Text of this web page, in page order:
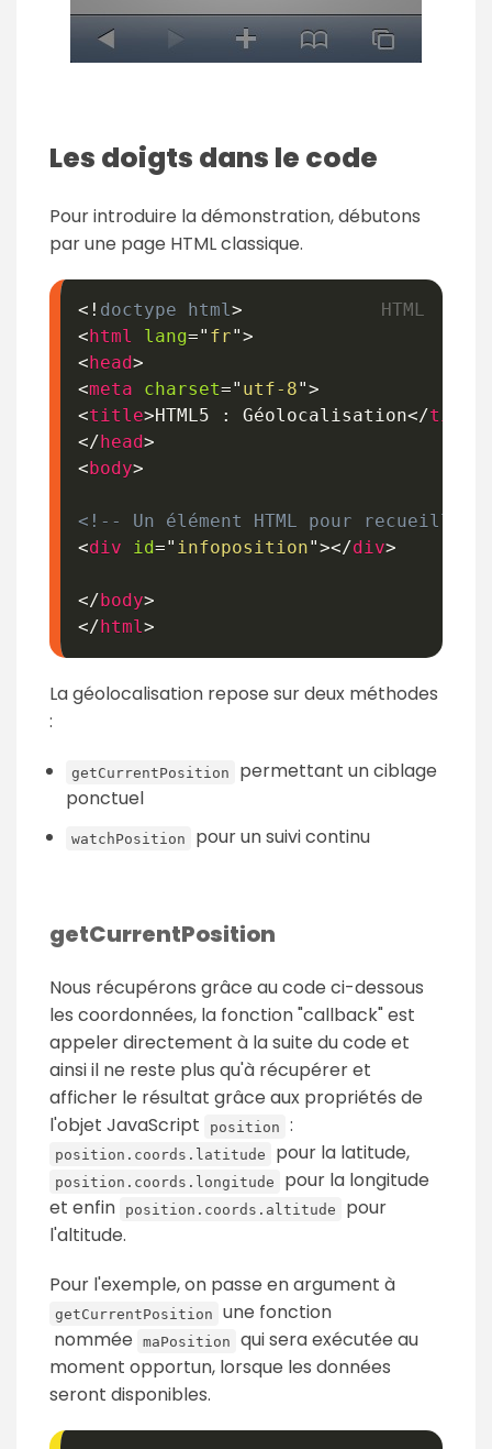
Les doigts dans le code
Pour introduire la démonstration, débutons
par une page HTML classique.
<! doctype html>
<html lang=" fr">
<head>
<meta charset=" utf-8">
<title>HTML5 : Géolocalisation</title
</head>
<body>
<!-- Un élément HTML pour recueillir
<div id=" infoposition"></div>
</body>
</html>
La géolocalisation repose sur deux méthodes
:
getCurrentPosition
permettant un ciblage
ponctuel
watchPosition pour un suivi continu
getCurrentPosition
Nous récupérons grâce au code ci-dessous
les coordonnées, la fonction "callback" est
appeler directement à la suite du code et
ainsi il ne reste plus qu'à récupérer et
afficher le résultat grâce aux propriétés de
l'objet JavaScript
position :
position.coords.latitude pour la latitude,
position.coords.longitude
pour la longitude
et enfin
position.coords.altitude
pour
l'altitude.
Pour l'exemple, on passe en argument à
getCurrentPosition
une fonction
nommée
maPosition
qui sera exécutée au
moment opportun, lorsque les données
seront disponibles.